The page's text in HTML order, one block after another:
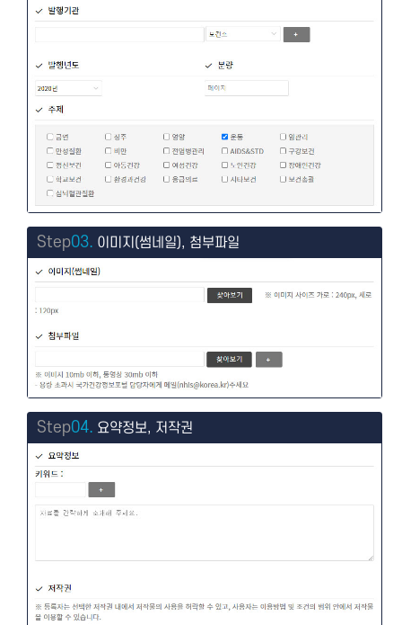
Step03. 이미지(썸네일), 첨부파일
Step04. 요약정보, 저작권